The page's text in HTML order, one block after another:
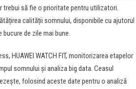
trebui să fie o prioritate pentru utilizatori.
calității somnului, disponibile cu ajutorul
de zile mai bune.
HUAWEI WATCH FIT, monitorizarea etapelor
somnului și analiza big data. Ceasul
folosind aceste date pentru o analiză